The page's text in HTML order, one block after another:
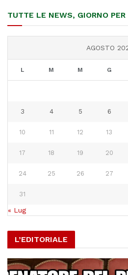
TUTTE LE NEWS, GIORNO PER
AGOSTO
L M M G
3 4 5 6
10 11 12 13
17 18 19 20
24 25 26 27
31
« Lug
L’EDITORIALE